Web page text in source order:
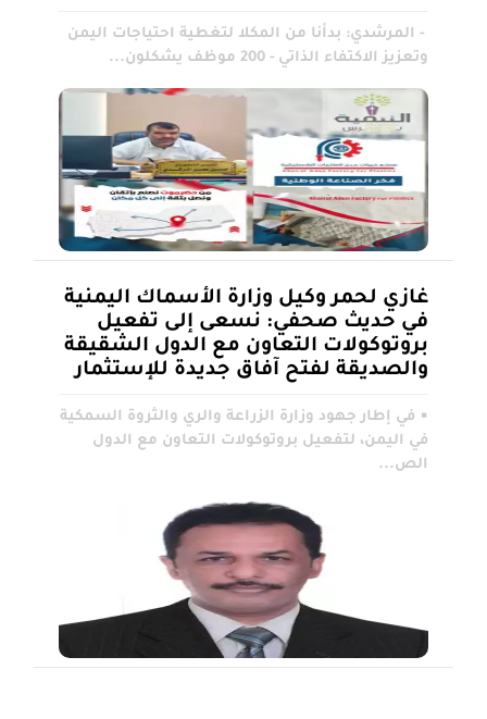
- المرشدي: بدأنا من المكلا لتغطية احتياجات اليمن
وتعزيز الاكتفاء الذاتي - 200 موظف يشكلون...
غازي لحمر وكيل وزارة الأسماك اليمنية
في حديث صحفي: نسعى إلى تفعيل
بروتوكولات التعاون مع الدول الشقيقة
والصديقة لفتح آفاق جديدة للإستثمار
▪︎ في إطار جهود وزارة الزراعة والري والثروة السمكية
في اليمن، لتفعيل بروتوكولات التعاون مع الدول
الص...